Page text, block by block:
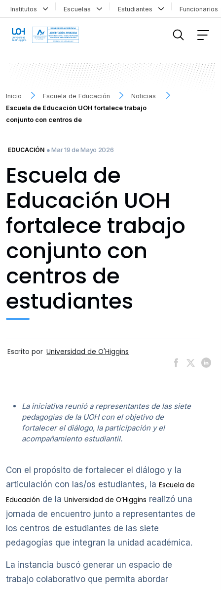
Institutos Escuelas Estudiantes
Inicio Escuela de Educación
Noticias
Escuela de Educación UOH fortalece trabajo
conjunto con centros de
EDUCACIÓN ● Mar 19 de Mayo 2026
Escuela de
Educación UOH
fortalece trabajo
conjunto con
centros de
estudiantes
Escrito por Universidad de O'Higgins
La iniciativa reunió a representantes de las siete
pedagogías de la UOH con el objetivo de
fortalecer el diálogo, la participación y el
acompañamiento estudiantil.
Con el propósito de fortalecer el diálogo y la
articulación con las/os estudiantes, la Escuela de
Educación de la Universidad de O’Higgins realizó una
jornada de encuentro junto a representantes de
los centros de estudiantes de las siete
pedagogías que integran la unidad académica.
La instancia buscó generar un espacio de
trabajo colaborativo que permita abordar